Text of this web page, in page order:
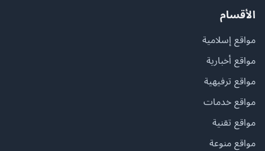
الأقسام
مواقع إسلامية
مواقع أخبارية
مواقع ترفيهية
مواقع خدمات
مواقع تقنية
مواقع منوعة